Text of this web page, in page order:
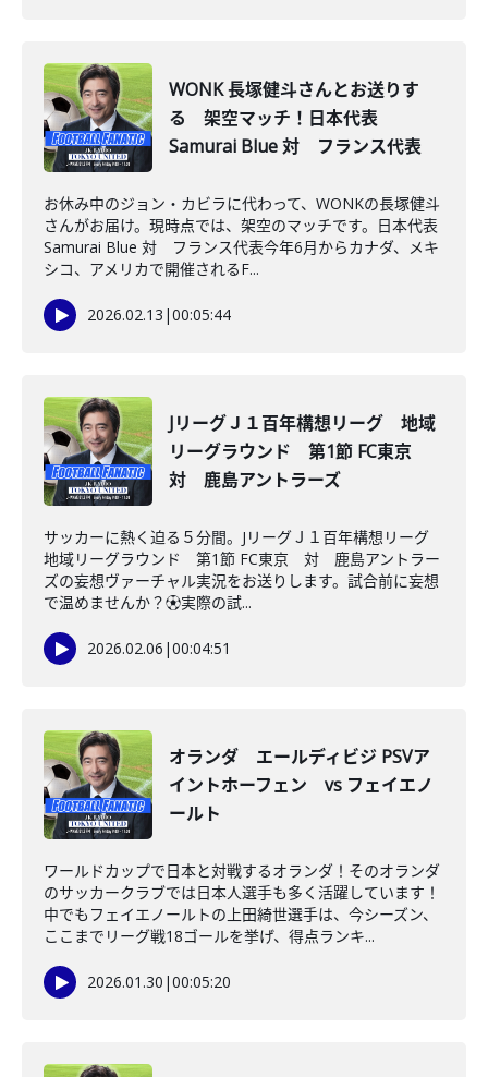
WONK 長塚健斗さんとお送りす
る 架空マッチ！日本代表
Samurai Blue 対 フランス代表
お休み中のジョン・カビラに代わって、WONKの長塚健斗
さんがお届け。現時点では、架空のマッチです。日本代表
Samurai Blue 対 フランス代表今年6月からカナダ、メキ
シコ、アメリカで開催されるF...
2026.02.13 |00:05:44
JリーグＪ１百年構想リーグ 地域
リーグラウンド 第1節 FC東京
対 鹿島アントラーズ
サッカーに熱く迫る５分間。JリーグＪ１百年構想リーグ
地域リーグラウンド 第1節 FC東京 対 鹿島アントラー
ズの妄想ヴァーチャル実況をお送りします。試合前に妄想
で温めませんか？⚽️実際の試...
2026.02.06 |00:04:51
オランダ エールディビジ PSVア
イントホーフェン vs フェイエノ
ールト
ワールドカップで日本と対戦するオランダ！そのオランダ
のサッカークラブでは日本人選手も多く活躍しています！
中でもフェイエノールトの上田綺世選手は、今シーズン、
ここまでリーグ戦18ゴールを挙げ、得点ランキ...
2026.01.30 |00:05:20